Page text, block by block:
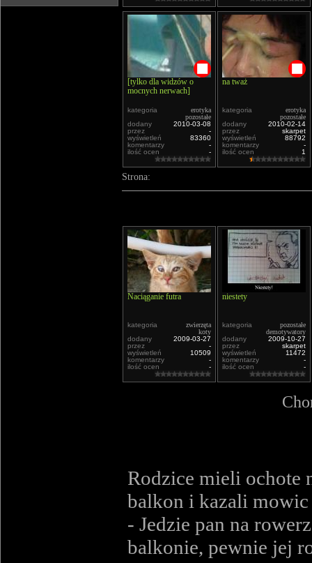
[tylko dla widzów o
mocnych nerwach]
kategoria
erotyka
pozostałe
dodany
2010-03-08
przez
-
wyświetleń
83360
komentarzy
-
ilość ocen
-
na tważ
kategoria
erotyka
pozostałe
dodany
2010-02-14
przez
skarpet
wyświetleń
88792
komentarzy
-
ilość ocen
1
Strona:
Naciąganie futra
kategoria
zwierzęta
koty
dodany
2009-03-27
przez
-
wyświetleń
10509
komentarzy
-
ilość ocen
-
niestety
kategoria
pozostałe
demotywatory
dodany
2009-10-27
przez
skarpet
wyświetleń
11472
komentarzy
-
ilość ocen
-
Rodzice mieli ochote
balkon i kazali
- Jedzie pan na
balkonie, pewnie jej